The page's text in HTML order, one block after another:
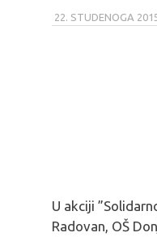
22. STUDENOGA
U akciji
Radovan, OŠ